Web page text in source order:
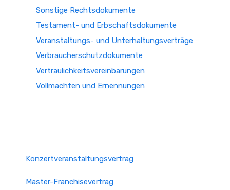
Sonstige Rechtsdokumente
Testament- und Erbschaftsdokumente
Veranstaltungs- und Unterhaltungsverträge
Verbraucherschutzdokumente
Vertraulichkeitsvereinbarungen
Vollmachten und Ernennungen
Konzertveranstaltungsvertrag
Master-Franchisevertrag